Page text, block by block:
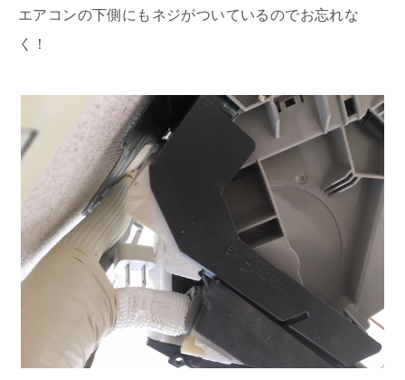
エアコンの下側にもネジがついているのでお忘れな
く！